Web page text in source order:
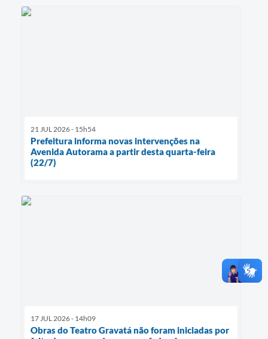
21 JUL 2026 - 15h54
Prefeitura informa novas intervenções na
Avenida Autorama a partir desta quarta-feira
(22/7)
17 JUL 2026 - 14h09
Obras do Teatro Gravatá não foram iniciadas por